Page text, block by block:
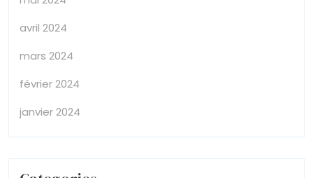
avril 2024
mars 2024
février 2024
janvier 2024